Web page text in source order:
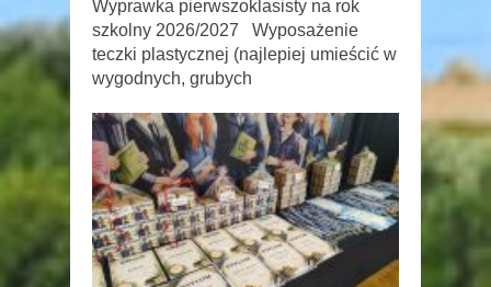
Wyprawka pierwszoklasisty na rok
szkolny 2026/2027 Wyposażenie
teczki plastycznej (najlepiej umieścić w
wygodnych, grubych